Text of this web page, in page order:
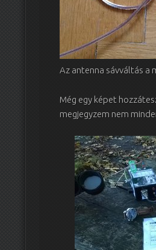
Az antenna sávváltás a
Még egy képet
megjegyzem nem